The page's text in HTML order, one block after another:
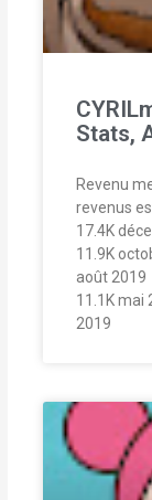
Stats,
Revenu
revenus
17.4K
11.9K
août 2019
11.1K mai
2019 